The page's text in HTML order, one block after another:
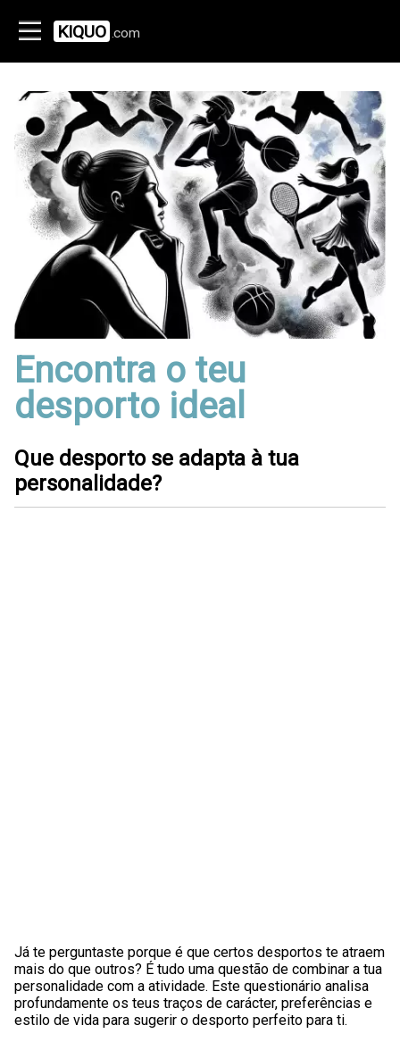
KIQUO .com
Encontra o teu
desporto ideal
Que desporto se adapta à tua
personalidade?
Já te perguntaste porque é que certos desportos te atraem
mais do que outros? É tudo uma questão de combinar a tua
personalidade com a atividade. Este questionário analisa
profundamente os teus traços de carácter, preferências e
estilo de vida para sugerir o desporto perfeito para ti.